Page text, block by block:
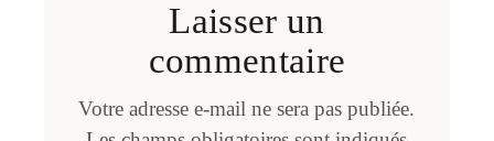
Laisser un
commentaire
Votre adresse e-mail ne sera pas publiée.